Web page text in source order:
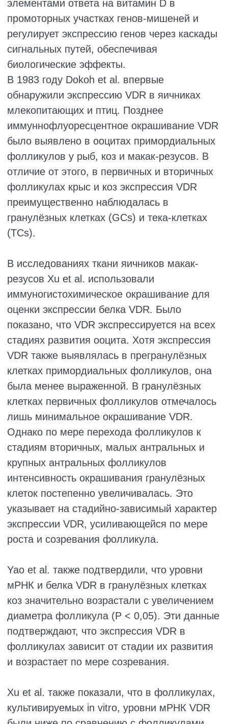
ВИТАМИН D3 И
РАЗВИТИЕ
ФОЛЛИКУЛОВ
Ранее проведённые исследования
указывают на возможное участие витамина
D3 в фолликулогенезе. В контрольном
эксперименте с использованием мышей с
нокаутом гена CYP27B1 Dicken et al.
яичников и удлинению эстрального цикла.
Однако после добавления витамина D3 в
рацион эстральный цикл нормализовался.
Xu и соавт. изучали влияние витамина D3
трёхмерной модели культивирования
фолликулов макак-резусов. Результаты
показали, что после 5 недель
культивирования in vitro как низкие (25 пг/
мл), так и высокие (100 пг/мл) дозы
витамина D3 приводили к увеличению
фолликулах по сравнению с контрольной
группой (P < 0,05). Кроме того, высокая
доза витамина D3 увеличивала долю
растущих фолликулов, что указывает на его
стимулирующее влияние на рост
антральных фолликулов и
фолликулярного развития. В данном
разделе с учётом современных
исследований рассматриваются возможные
механизмы этих эффектов.